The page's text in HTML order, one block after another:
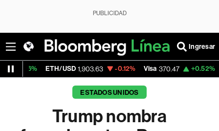
PUBLICIDAD
Ingresar
ETH/USD 1,903.63 -0.12% Visa 370.47 +0.52%
ESTADOS UNIDOS
Trump nombra